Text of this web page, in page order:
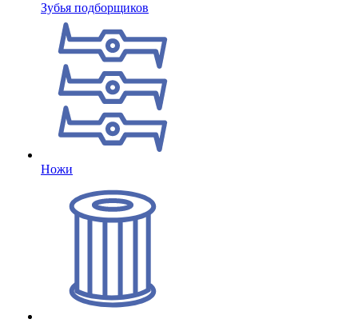
Зубья подборщиков
Ножи